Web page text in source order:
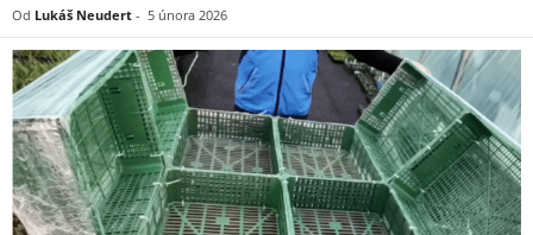
Od Lukáš Neudert - 5 února 2026